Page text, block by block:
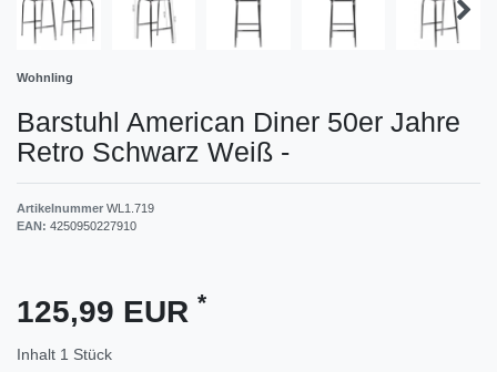
Wohnling
Barstuhl American Diner 50er Jahre
Retro Schwarz Weiß -
Artikelnummer WL1.719
EAN: 4250950227910
125,99 EUR *
Inhalt 1 Stück